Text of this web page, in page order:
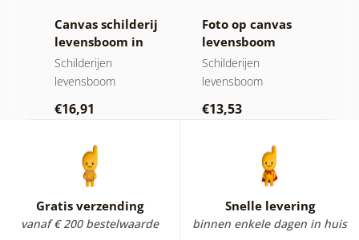
Canvas schilderij
levensboom in
kleurrijk glas-in-
lood
Schilderijen
levensboom
€16,91
Foto op canvas
levensboom
gouden magie
Schilderijen
levensboom
€13,53
Gratis verzending
vanaf € 200 bestelwaarde
Snelle levering
binnen enkele dagen in huis